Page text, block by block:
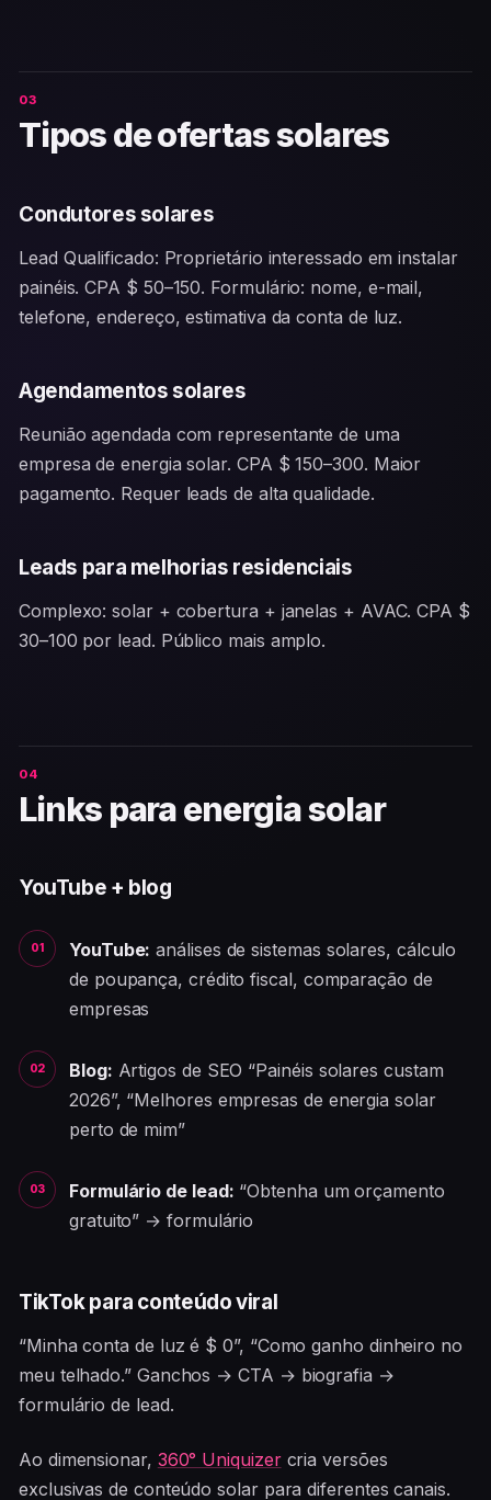
Tipos de ofertas solares
Condutores solares
Lead Qualificado: Proprietário interessado em instalar
painéis. CPA $ 50–150. Formulário: nome, e-mail,
telefone, endereço, estimativa da conta de luz.
Agendamentos solares
Reunião agendada com representante de uma
empresa de energia solar. CPA $ 150–300. Maior
pagamento. Requer leads de alta qualidade.
Leads para melhorias residenciais
Complexo: solar + cobertura + janelas + AVAC. CPA $
30–100 por lead. Público mais amplo.
Links para energia solar
YouTube + blog
YouTube: análises de sistemas solares, cálculo
de poupança, crédito fiscal, comparação de
empresas
Blog: Artigos de SEO “Painéis solares custam
2026”, “Melhores empresas de energia solar
perto de mim”
Formulário de lead: “Obtenha um orçamento
gratuito” → formulário
TikTok para conteúdo viral
“Minha conta de luz é $ 0”, “Como ganho dinheiro no
meu telhado.” Ganchos → CTA → biografia →
formulário de lead.
Ao dimensionar, 360° Uniquizercria versões
exclusivas de conteúdo solar para diferentes canais.